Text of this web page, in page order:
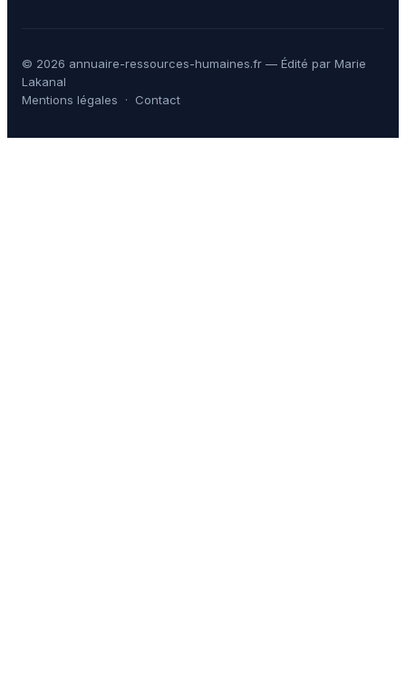
© 2026 annuaire-ressources-humaines.fr — Édité par Marie
Lakanal
Mentions légales · Contact